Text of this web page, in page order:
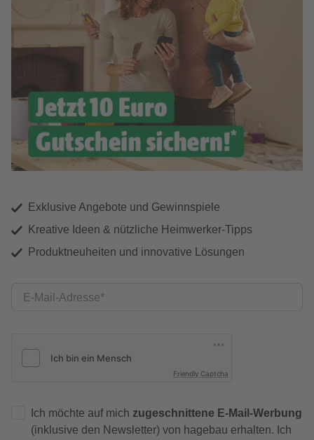
Exklusive Angebote und Gewinnspiele
Kreative Ideen & nützliche Heimwerker-Tipps
Produktneuheiten und innovative Lösungen
E-Mail-Adresse
Friendly Captcha
Ich möchte auf mich zugeschnittene E-Mail-Werbung
(inklusive den Newsletter) von hagebau erhalten. Ich